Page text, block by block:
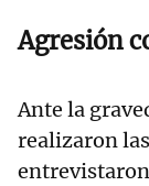
Agresión
Ante la
realizaron